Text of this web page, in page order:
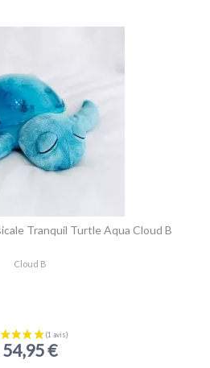
Tranquil Turtle Aqua Cloud B
Cloud B
54,95 €